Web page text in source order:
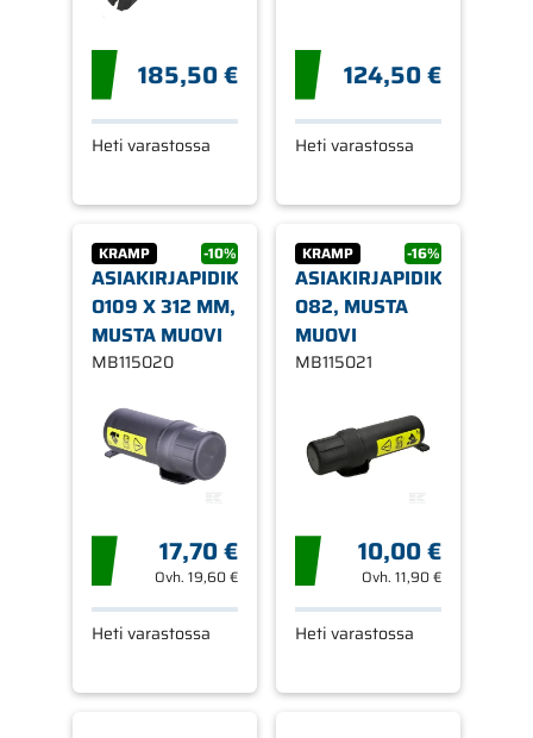
185,50 €
Heti varastossa
124,50 €
Heti varastossa
KRAMP -10%
ASIAKIRJAPIDIKE
O109 X 312 MM,
MUSTA MUOVI
MB115020
17,70 €
Ovh. 19,60 €
Heti varastossa
KRAMP -16%
ASIAKIRJAPIDIKE
O82, MUSTA
MUOVI
MB115021
10,00 €
Ovh.11,90 €
Heti varastossa